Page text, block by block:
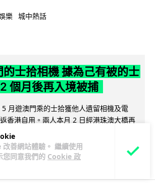
善網站體驗。 繼續使用
您同意我們的 Cookie 政
樂 城中熱話
士拾相機 據為己有被的士
個月後再入境被捕
月遊澳門乘的士拾獲他人遺留相機及電
香港自用。兩人本月 2 日經港珠澳大橋再
安警察局...
分享